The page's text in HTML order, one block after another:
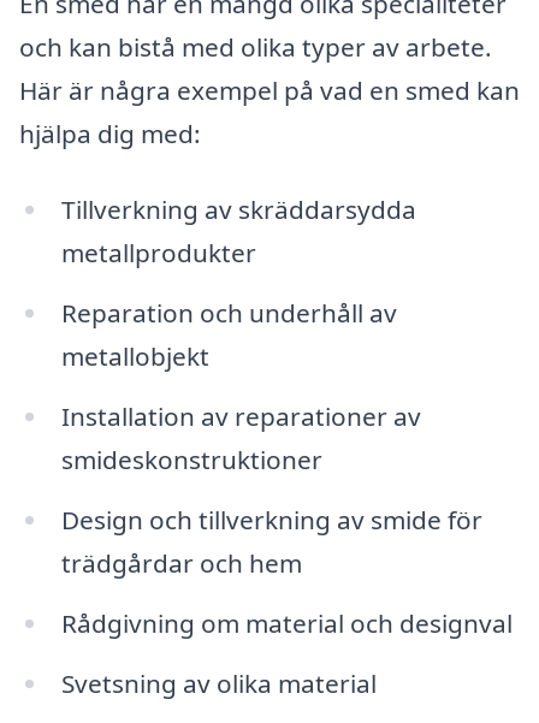
och kan bistå med olika typer av arbete.
Här är några exempel på vad en smed kan
hjälpa dig med:
Tillverkning av skräddarsydda
metallprodukter
Reparation och underhåll av
metallobjekt
Installation av reparationer av
smideskonstruktioner
Design och tillverkning av smide för
trädgårdar och hem
Rådgivning om material och designval
Svetsning av olika material